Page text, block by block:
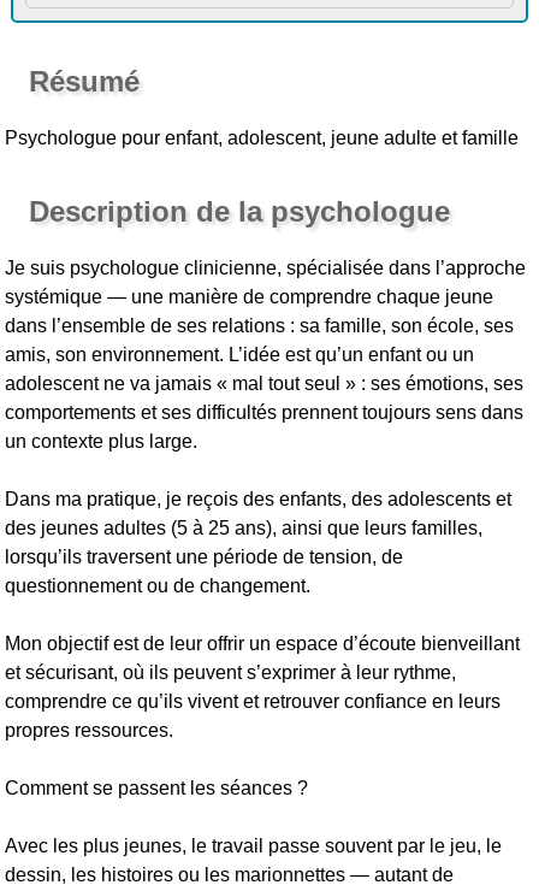
Résumé
Psychologue pour enfant, adolescent, jeune adulte et famille
Description de la psychologue
Je suis psychologue clinicienne, spécialisée dans l’approche
systémique — une manière de comprendre chaque jeune
dans l’ensemble de ses relations : sa famille, son école, ses
amis, son environnement. L’idée est qu’un enfant ou un
adolescent ne va jamais « mal tout seul » : ses émotions, ses
comportements et ses difficultés prennent toujours sens dans
un contexte plus large.
Dans ma pratique, je reçois des enfants, des adolescents et
des jeunes adultes (5 à 25 ans), ainsi que leurs familles,
lorsqu’ils traversent une période de tension, de
questionnement ou de changement.
Mon objectif est de leur offrir un espace d’écoute bienveillant
et sécurisant, où ils peuvent s’exprimer à leur rythme,
comprendre ce qu’ils vivent et retrouver confiance en leurs
propres ressources.
Comment se passent les séances ?
Avec les plus jeunes, le travail passe souvent par le jeu, le
dessin, les histoires ou les marionnettes — autant de